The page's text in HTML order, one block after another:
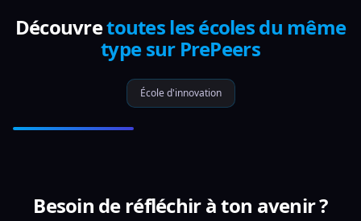
Découvretoutes les écoles du même
type sur PrePeers
École d'innovation
Besoin de réfléchir à ton avenir ?